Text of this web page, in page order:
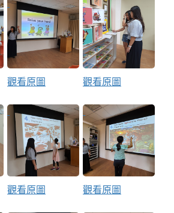
觀看原圖 觀看原圖
觀看原圖 觀看原圖